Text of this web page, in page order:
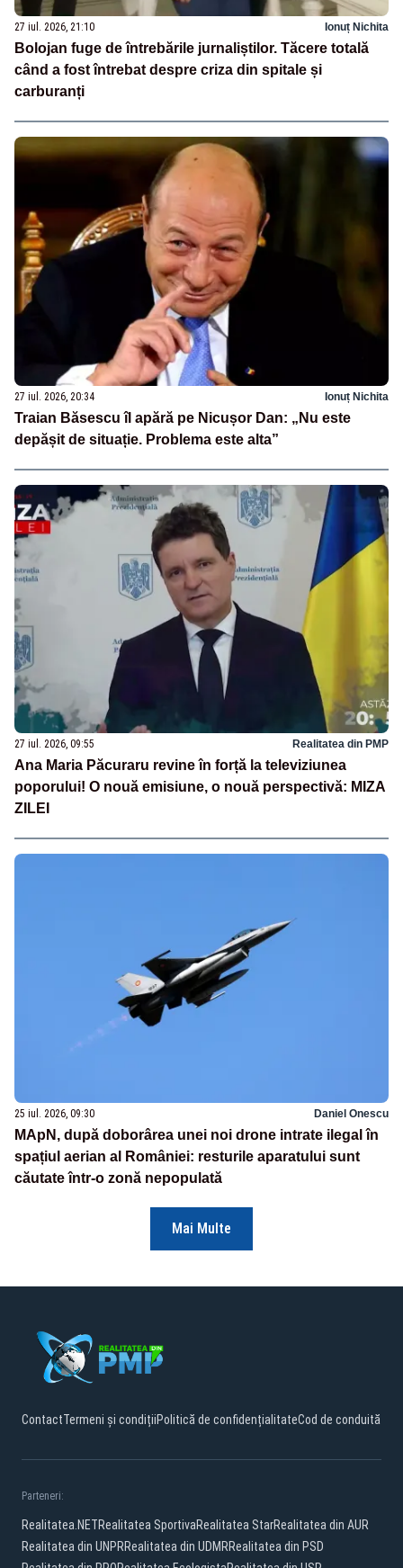
27 iul. 2026, 21:10 Ionuț Nichita
Bolojan fuge de întrebările jurnaliștilor. Tăcere totală
când a fost întrebat despre criza din spitale și
carburanți
27 iul. 2026, 20:34 Ionuț Nichita
Traian Băsescu îl apără pe Nicușor Dan: „Nu este
depășit de situație. Problema este alta”
27 iul. 2026, 09:55 Realitatea din PMP
Ana Maria Păcuraru revine în forță la televiziunea
poporului! O nouă emisiune, o nouă perspectivă: MIZA
ZILEI
25 iul. 2026, 09:30 Daniel Onescu
MApN, după doborârea unei noi drone intrate ilegal în
spațiul aerian al României: resturile aparatului sunt
căutate într-o zonă nepopulată
Mai Multe
ContactTermeni și condițiiPolitică de confidențialitateCod de conduită
Parteneri:
Realitatea.NETRealitatea SportivaRealitatea StarRealitatea din AUR
Realitatea din UNPRRealitatea din UDMRRealitatea din PSD